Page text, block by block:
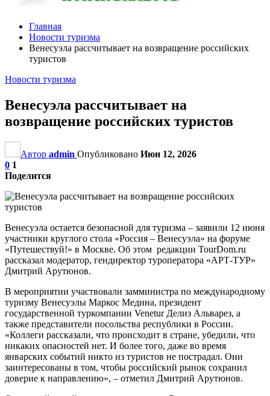
Главная
Новости туризма
Венесуэла рассчитывает на возвращение российских
туристов
Новости туризма
Венесуэла рассчитывает на
возвращение российских туристов
Автор admin Опубликовано Июн 12, 2026
0 1
Поделится
Венесуэла остается безопасной для туризма – заявили 12 июня
участники круглого стола «Россия – Венесуэла» на форуме
«Путешествуй!» в Москве. Об этом редакции TourDom.ru
рассказал модератор, гендиректор туроператора «АРТ-ТУР»
Дмитрий Арутюнов.
В мероприятии участвовали замминистра по международному
туризму Венесуэлы Маркос Медина, президент
государственной туркомпании Venetur Делиз Альварез, а
также представители посольства республики в России.
«Коллеги рассказали, что происходит в стране, убедили, что
никаких опасностей нет. И более того, даже во время
январских событий никто из туристов не пострадал. Они
заинтересованы в том, чтобы российский рынок сохранил
доверие к направлению», – отметил Дмитрий Арутюнов.